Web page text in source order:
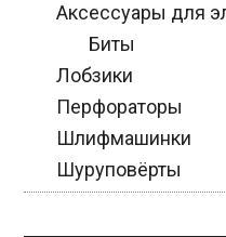
Аксессуары для
Биты
Лобзики
Перфораторы
Шлифмашинки
Шуруповёрты